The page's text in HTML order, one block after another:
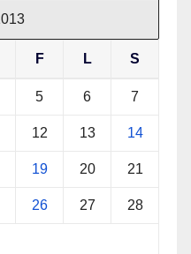
F L S
5 6 7
12 13 14
19 20 21
26 27 28